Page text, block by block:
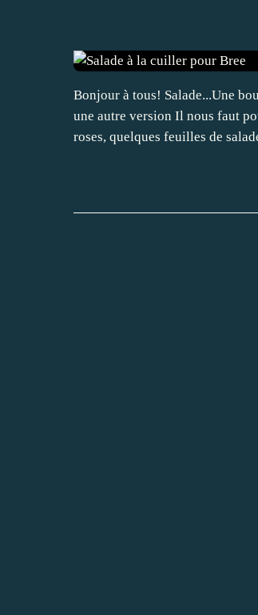
Bonjour à tous! Salade...Une
une autre version Il nous faut
roses, quelques feuilles de